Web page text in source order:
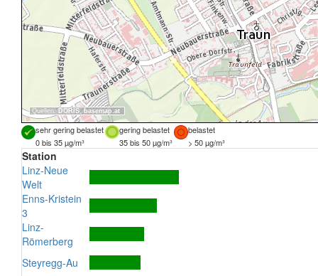
Quellen: DORIS, basemap.at
sehr gering belastet gering belastet
belastet
0 bis 35 µg/m³
35 bis 50 µg/m³ > 50 µg/m³
Station
Linz-Neue
Welt
Enns-Kristein
3
Linz-
Römerberg
Steyregg-Au